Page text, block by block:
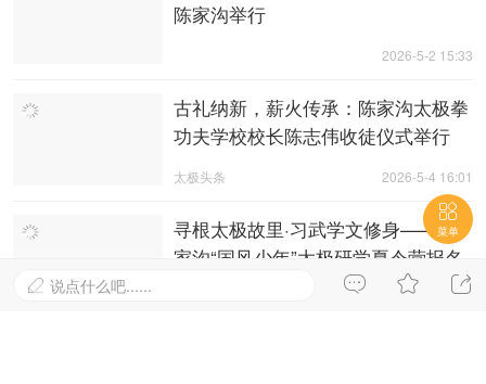
陈家沟举行
2026-5-2 15:33
古礼纳新，薪火传承：陈家沟太极拳
功夫学校校长陈志伟收徒仪式举行
2026-5-4 16:01
太极头条
寻根太极故里·习武学文修身——陈
家沟“国风少年”太极研学夏令营报名
2026-5-21 17:05



 说点什么吧......

菜单